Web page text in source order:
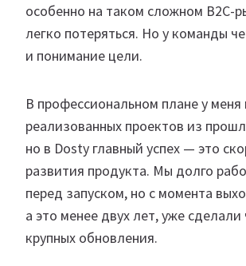
особенно на таком сложном B2C-
легко потеряться. Но у команды
и понимание цели.
В профессиональном плане у меня
реализованных проектов из
но в Dosty главный успех — это
развития продукта. Мы долго
перед запуском, но с момента
а это менее двух лет, уже сделали
крупных обновления.